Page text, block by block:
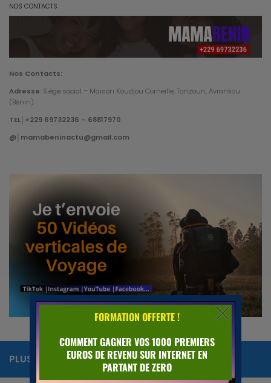
NOS CONTACTS
Nos Contacts:
Adresse : Siège social – Maison Koudjou Corneille, Tanzoun, Avrankou
(Bénin).
TEL│+229 69732236 – 68817970
@│mamabeninactu@gmail.com
PLUS